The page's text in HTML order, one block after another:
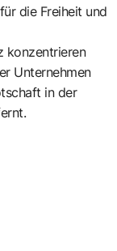
die Freiheit und
konzentrieren
Unternehmen
in der